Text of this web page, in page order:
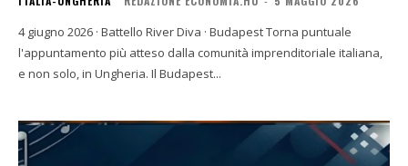
4 giugno 2026 · Battello River Diva · Budapest Torna puntuale
l'appuntamento più atteso dalla comunità imprenditoriale italiana,
e non solo, in Ungheria. Il Budapest...